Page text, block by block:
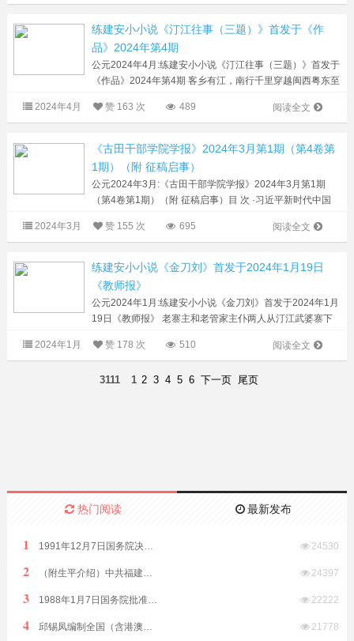
练建安小小说《汀江往事（三题）》首发于《作
品》2024年第4期
公元2024年4月:练建安小小说《汀江往事（三题）》首发于
《作品》2024年第4期 客乡有江，南行千里穿越闽西粤东至
匪夷所思。昨日传奇种种，人情世态...
阅读全文
2024年4月 赞 163 次 489
《古田干部学院学报》2024年3月第1期（第4卷第
1期）（附 征稿启事）
公元2024年3月:《古田干部学院学报》2024年3月第1期
（第4卷第1期）（附 征稿启事）目 次 ·习近平新时代中国
高度谋划发展”的价值诉求 陈云（10...
阅读全文
2024年3月 赞 155 次 695
练建安小小说《金刀刘》首发于2024年1月19日
《教师报》
公元2024年1月:练建安小小说《金刀刘》首发于2024年1月
19日《教师报》 老寨主和老管家主仆两人从汀江武婆寨下
挥手，说：“回去吧，都不要送了。”...
阅读全文
2024年1月 赞 178 次 510
3111 1 2 3 4 5 6 下一页 尾页
热门阅读 最新发布
1 1991年12月7日国务院决定原汕头市饶平县划归潮州市管辖 24530
2 （附生平介绍）中共福建省委原副书记、福建省政协原副主席林开钦同志2022年8月15日在福州逝世享年89岁 24397
3 1988年1月7日国务院批准析江门市阳江、阳春两县置阳江地级市 22222
4 邱锡凤编制全国（含港澳台）客家方言分布全表（征求意见稿）2019年8月12日发布 21778